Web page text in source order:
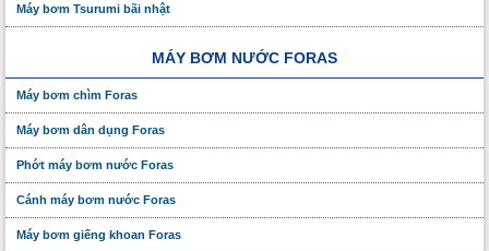
Máy bơm Tsurumi bãi nhật
MÁY BƠM NƯỚC FORAS
Máy bơm chìm Foras
Máy bơm dân dụng Foras
Phớt máy bơm nước Foras
Cánh máy bơm nước Foras
Máy bơm giếng khoan Foras